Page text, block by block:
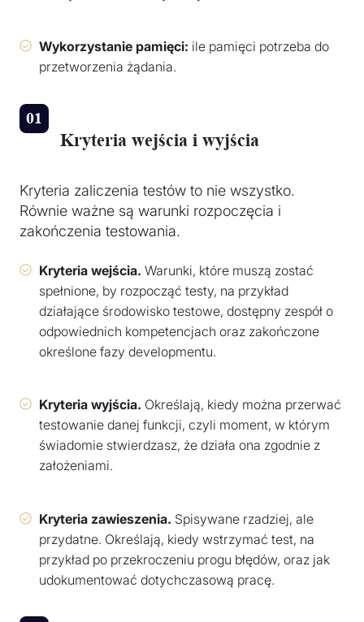
Wykorzystanie pamięci: ile pamięci potrzeba do
przetworzenia żądania.
Kryteria wejścia i wyjścia
Kryteria zaliczenia testów to nie wszystko.
Równie ważne są warunki rozpoczęcia i
zakończenia testowania.
Kryteria wejścia. Warunki, które muszą zostać
spełnione, by rozpocząć testy, na przykład
działające środowisko testowe, dostępny zespół o
odpowiednich kompetencjach oraz zakończone
określone fazy developmentu.
Kryteria wyjścia. Określają, kiedy można przerwać
testowanie danej funkcji, czyli moment, w którym
świadomie stwierdzasz, że działa ona zgodnie z
założeniami.
Kryteria zawieszenia. Spisywane rzadziej, ale
przydatne. Określają, kiedy wstrzymać test, na
przykład po przekroczeniu progu błędów, oraz jak
udokumentować dotychczasową pracę.